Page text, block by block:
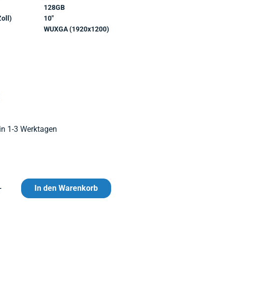
128GB
10"
WUXGA (1920x1200)
1-3 Werktagen
In den Warenkorb